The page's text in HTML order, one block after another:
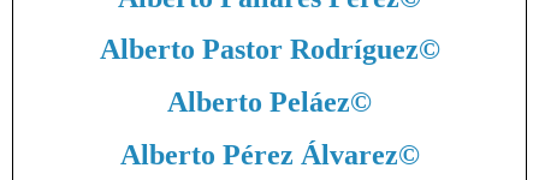
Alberto Pastor Rodríguez©
Alberto Peláez©
Alberto Pérez Álvarez©